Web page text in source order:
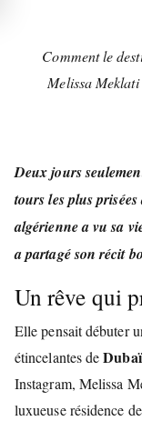
Comment le
Melissa
Deux jours
tours les plus
algérienne a vu sa
a partagé son récit
Un rêve qui
Elle pensait débuter
étincelantes deDubaï
Instagram, Melissa
luxueuse résidence